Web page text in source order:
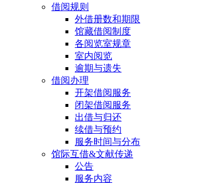
借阅规则
外借册数和期限
馆藏借阅制度
各阅览室规章
室内阅览
逾期与遗失
借阅办理
开架借阅服务
闭架借阅服务
出借与归还
续借与预约
服务时间与分布
馆际互借&文献传递
公告
服务内容